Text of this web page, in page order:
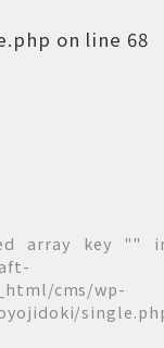
on line 68
array key ""
cms/wp-